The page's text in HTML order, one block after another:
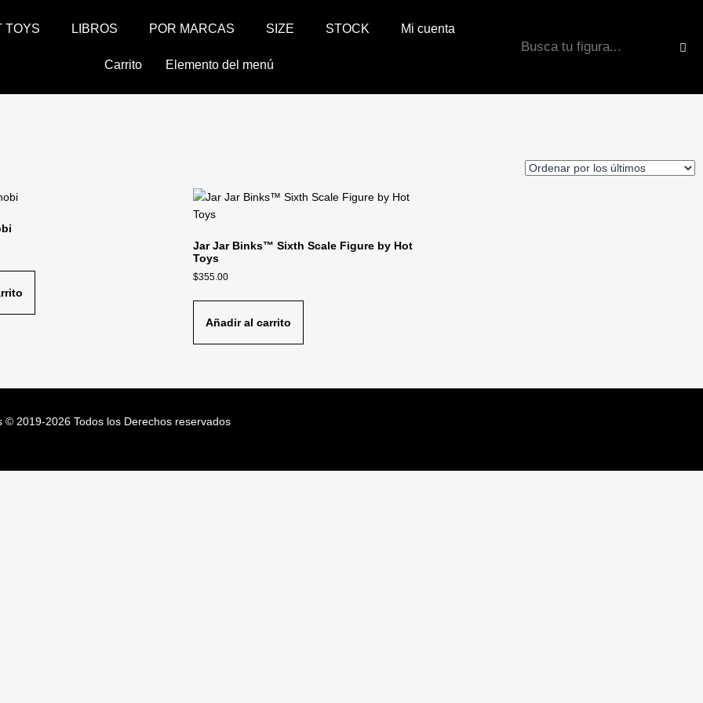
TOYS LIBROS POR MARCAS SIZE STOCK Mi cuenta
Carrito Elemento del menú
Jar Jar Binks™ Sixth Scale Figure by Hot
Toys
$355.00
Añadir al carrito
©2019-2026Todos los Derechos reservados